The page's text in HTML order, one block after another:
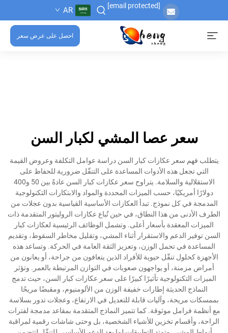
[email protected]
AR
احصل على عرض سعر
سعر عصا المشي لكبار السن
يتطلب فهم سعر عكازات كبار السن دراسة عوامل التكلفة وعروض القيمة
التي تجعل هذه الأدوات المساعدة على التنقّل ضرورية للحفاظ على
الاستقلالية والسلامة. يتراوح سعر عكازات كبار السن عادةً بين 50 و400
دولارًا أمريكيًا، حسب الميزات المحددة والمواد والابتكارات التكنولوجية
المدمجة في كل نموذج. تبدأ العكازات الأساسية القياسية بدون عجلات من
الطرف الأدنى من هذا النطاق، في حين تُباع عكازات الروليتور المتقدمة ذات
الميزات المعقدة بأسعار أعلى. وتشمل الوظائف الرئيسية لعكازات كبار
السن توفير الدعم والاستقرار أثناء المشي، وتقليل مخاطر السقوط، وتقديم
المساعدة في تحمل الوزن، وتعزيز الثقة العامة في الحركة. وتساعد هذه
الأجهزة كحلول تنقّل حيوية للأفراد الذين يتعافون من جراحة، أو يعانون من
أمراض مزمنة، أو يواجهون صعوبات في التوازن المرتبطة بالعمر. وتؤثر
الميزات التكنولوجية تأثيرًا كبيرًا على سعر عكازات كبار السن، حيث تدمج
النماذج الحديثة إطارات خفيفة الوزن من الألومنيوم، ومقبضًا مريحًا
بممسكات مريحة، وآليات قابلة للتعديل في الارتفاع، وعجلات تدور بسلاسة
مع أنظمة فرامل موثوقة. كما تتميز النماذج المتقدمة بمقاعد مدمجة لفترات
الراحة، وأقسام تخزين للأشياء الشخصية، بل وحتى شاشات رقمية لمراقبة